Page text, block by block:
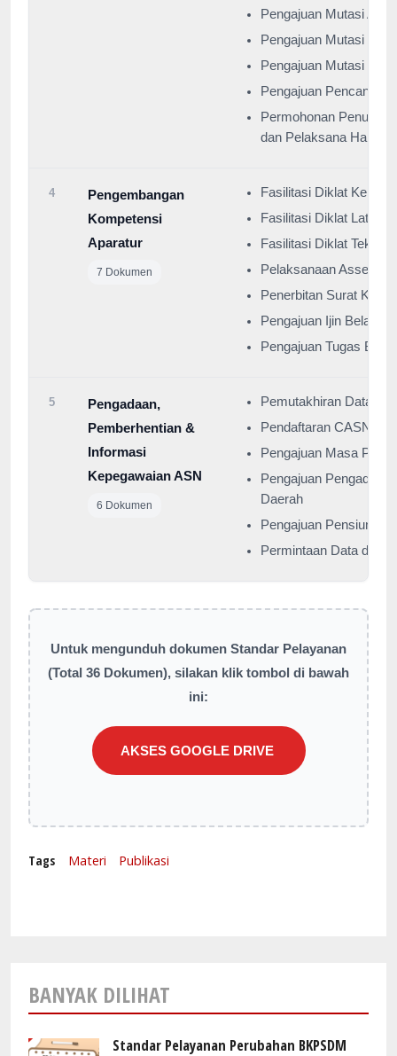
Pengajuan Mutasi
Pengajuan Mutasi
Pengajuan Mutasi
Pengajuan
Permohonan
dan Pelaksana Harian
4
Pengembangan
Kompetensi
Aparatur
7 Dokumen
Fasilitasi Diklat
Fasilitasi Diklat Latsar
Fasilitasi Diklat Teknis
Pelaksanaan
Penerbitan Surat
Pengajuan Ijin Belajar
Pengajuan Tugas
5
Pengadaan,
Pemberhentian &
Informasi
Kepegawaian ASN
6 Dokumen
Pemutakhiran Data
Pendaftaran CASN
Pengajuan Masa
Pengajuan
Daerah
Pengajuan Pensiun
Permintaan Data dan
Untuk mengunduh dokumen Standar Pelayanan
(Total 36 Dokumen), silakan klik tombol di bawah
ini:
AKSES GOOGLE DRIVE
Tags Materi Publikasi
BANYAK DILIHAT
Standar Pelayanan Perubahan BKPSDM